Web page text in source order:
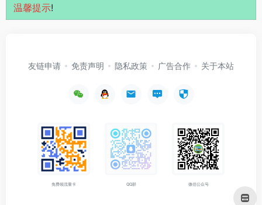
温馨提示!
友链申请 免责声明 隐私政策 广告合作 关于本站
免费领流量卡 QQ群 微信公众号